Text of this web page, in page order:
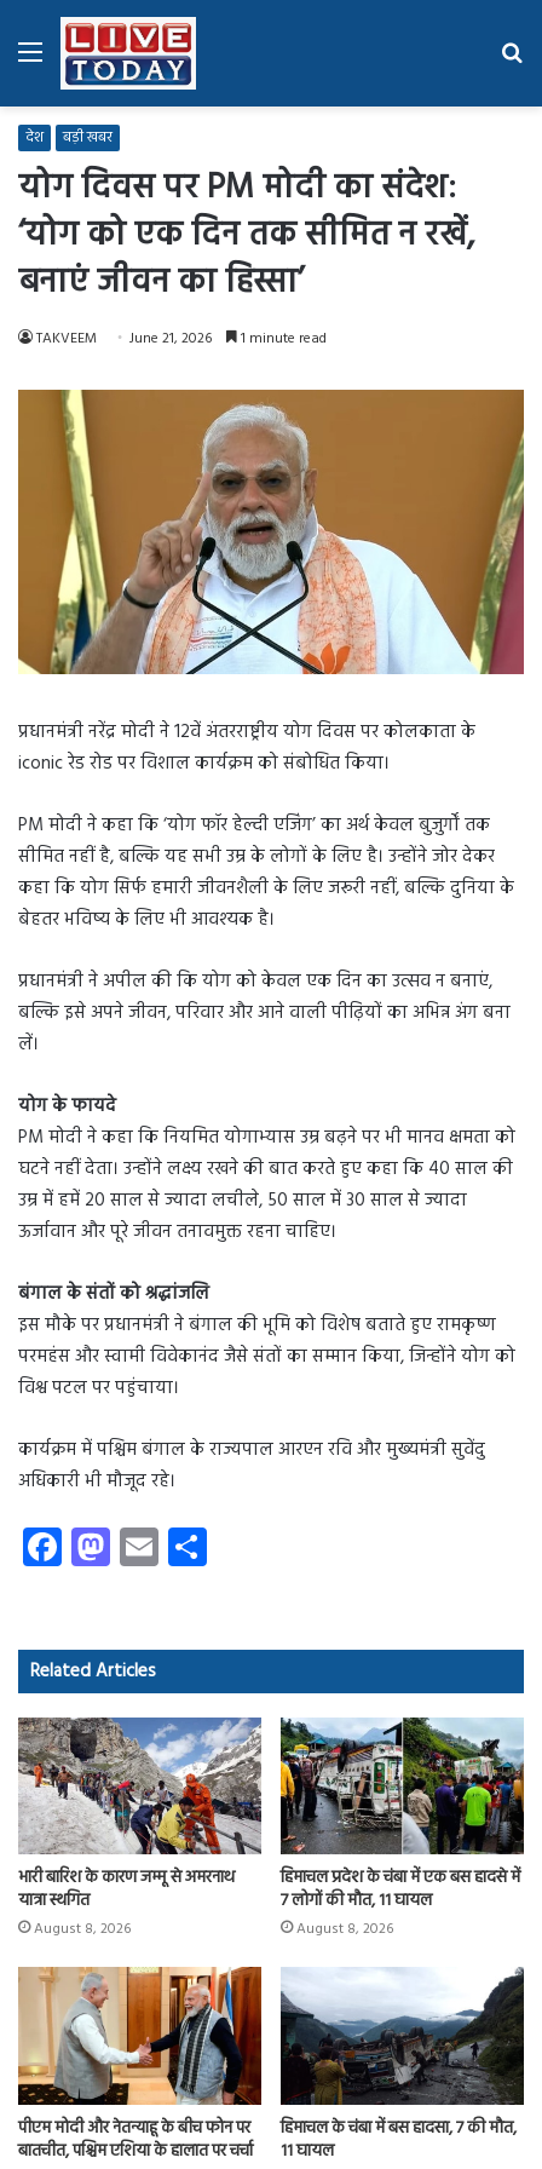
Menu
देश बड़ी खबर
योग दिवस पर PM मोदी का संदेश:
‘योग को एक दिन तक सीमित न रखें,
बनाएं जीवन का हिस्सा’
TAKVEEM June 21, 2026 1 minute read
प्रधानमंत्री नरेंद्र मोदी ने 12वें अंतरराष्ट्रीय योग दिवस पर कोलकाता के
iconic रेड रोड पर विशाल कार्यक्रम को संबोधित किया।
PM मोदी ने कहा कि ‘योग फॉर हेल्दी एजिंग’ का अर्थ केवल बुजुर्गों तक
सीमित नहीं है, बल्कि यह सभी उम्र के लोगों के लिए है। उन्होंने जोर देकर
कहा कि योग सिर्फ हमारी जीवनशैली के लिए जरूरी नहीं, बल्कि दुनिया के
बेहतर भविष्य के लिए भी आवश्यक है।
प्रधानमंत्री ने अपील की कि योग को केवल एक दिन का उत्सव न बनाएं,
बल्कि इसे अपने जीवन, परिवार और आने वाली पीढ़ियों का अभिन्न अंग बना
लें।
योग के फायदे
PM मोदी ने कहा कि नियमित योगाभ्यास उम्र बढ़ने पर भी मानव क्षमता को
घटने नहीं देता। उन्होंने लक्ष्य रखने की बात करते हुए कहा कि 40 साल की
उम्र में हमें 20 साल से ज्यादा लचीले, 50 साल में 30 साल से ज्यादा
ऊर्जावान और पूरे जीवन तनावमुक्त रहना चाहिए।
बंगाल के संतों को श्रद्धांजलि
इस मौके पर प्रधानमंत्री ने बंगाल की भूमि को विशेष बताते हुए रामकृष्ण
परमहंस और स्वामी विवेकानंद जैसे संतों का सम्मान किया, जिन्होंने योग को
विश्व पटल पर पहुंचाया।
कार्यक्रम में पश्चिम बंगाल के राज्यपाल आरएन रवि और मुख्यमंत्री सुवेंदु
अधिकारी भी मौजूद रहे।
Fa
ce
o
ok
M
as
d
o
n
E
m
Related Articles
भारी बारिश के कारण जम्मू से अमरनाथ
यात्रा स्थगित
August 8, 2026
हिमाचल प्रदेश के चंबा में एक बस हादसे में
7 लोगों की मौत, 11 घायल
August 8, 2026
पीएम मोदी और नेतन्याहू के बीच फोन पर
बातचीत, पश्चिम एशिया के हालात पर चर्चा
हिमाचल के चंबा में बस हादसा, 7 की मौत,
11 घायल